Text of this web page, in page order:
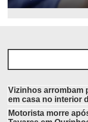
Vizinhos arrombam
em casa no interior
Motorista morre